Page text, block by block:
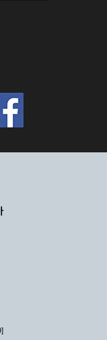
이 서비스의 전
수 있습니다.
사유가 발생한
제공이 일시적
.
령에 의하여 국가
되지 않습니다.
만이 정당하다고
리가 곤란한 경
책임이 있으며